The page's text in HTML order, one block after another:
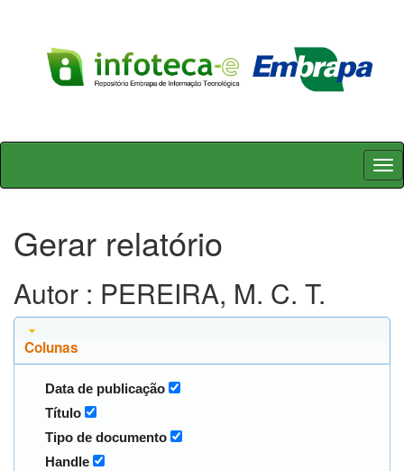
Skip
Gerar relatório
Autor : PEREIRA, M. C. T.
Colunas
Data de publicação
Título
Tipo de documento
Handle